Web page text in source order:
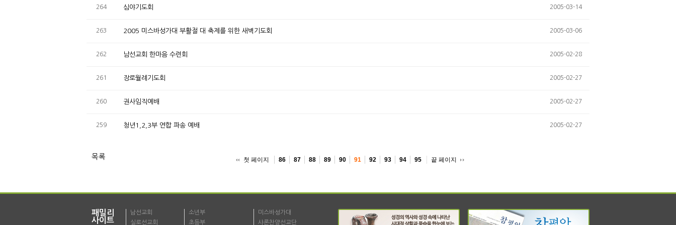
264 심야기도회 2005-03-14
263 2005 미스바성가대 부활절 대 축제를 위한 새벽기도회 2005-03-06
262 남선교회 한마음 수련회 2005-02-28
261 장로월례기도회 2005-02-27
260 권사임직예배 2005-02-27
259 청년1,2,3부 연합 파송 예배 2005-02-27
목록 첫 페이지 86 87 88 89 90 91 92 93 94 95 끝 페이지
패밀리
사이트
남선교회
실로선교회
소년부
초등부
미스바성가대
샤론찬양선교단